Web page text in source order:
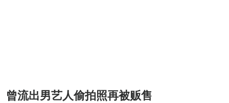
曾流出男艺人偷拍照再被贩售